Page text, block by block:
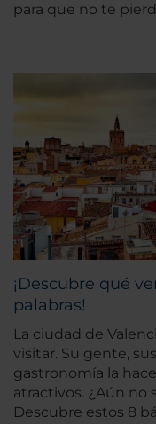
para que no te
¡Descubre qué
palabras!
La ciudad de
visitar. Su gente,
gastronomía la
atractivos. ¿Aún no
Descubre estos 8